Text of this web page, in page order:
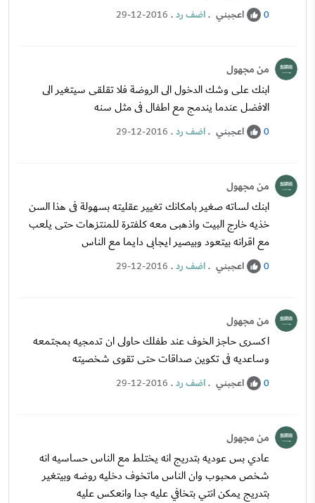
0 اعجبني .اضف رد.
29-12-2016
من مجهول
ابنك على وشك الدخول الى الروضة فلا تقلقى سيتغير الى
الافضل عندما يندمج مع اطفال فى مثل سنه
0 اعجبني .اضف رد.
29-12-2016
من مجهول
ابنك لساته صغير بامكانك تغيير عقليته بسهولة فى هذا السن
خذيه خارج البيت واذهبى معه كلفترة للمنتزهات حتى يلعب
مع اقرانه بيتعود وبيصير ايجابى دايما مع الناس
0 اعجبني .اضف رد.
29-12-2016
من مجهول
اكسرى حاجز الخوف عند طفلك حاولى ان تدمجيه بمجتمعه
وساعديه فى تكوين صداقات حتى تقوى شخصيته
0 اعجبني .اضف رد.
29-12-2016
من مجهول
عادي بس عوديه بتدريج انه يختلط مع الناس حساسيه انه
شخص محبوب وان الناس ماتخوف دخليه روضه وبيتغير
بتدريج يمكن انتي بتخافي عليه جدا وانعكس عليه